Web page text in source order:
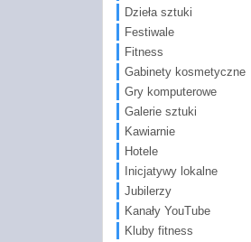
Dzieła sztuki
Festiwale
Fitness
Gabinety kosmetyczne
Gry komputerowe
Galerie sztuki
Kawiarnie
Hotele
Inicjatywy lokalne
Jubilerzy
Kanały YouTube
Kluby fitness